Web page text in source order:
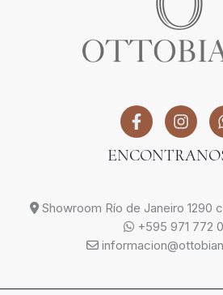
Showroom Río de Janeiro 1290
+595 971 772